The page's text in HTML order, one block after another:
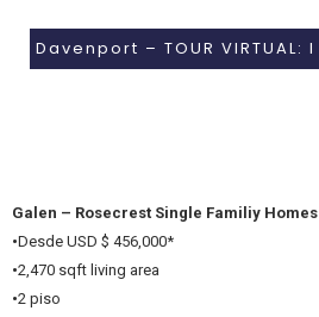
Davenport – TOUR VIRTUAL: I
Galen – Rosecrest Single Familiy Homes
•Desde USD $ 456,000*
•2,470 sqft living area
•2 piso